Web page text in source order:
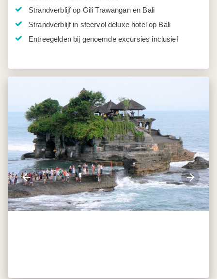
Strandverblijf op Gili Trawangan en Bali
Strandverblijf in sfeervol deluxe hotel op Bali
Entreegelden bij genoemde excursies inclusief